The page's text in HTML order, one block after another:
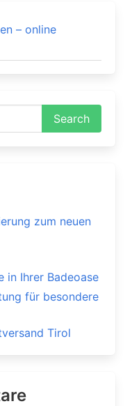
– online
zum neuen
in Ihrer Badeoase
für besondere
Tirol